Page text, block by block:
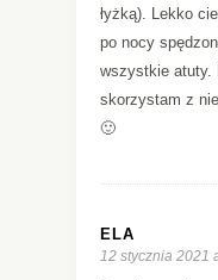
łyżką). Lekko
po nocy
wszystkie atuty.
skorzystam z
🙂
ELA
12 stycznia 2021